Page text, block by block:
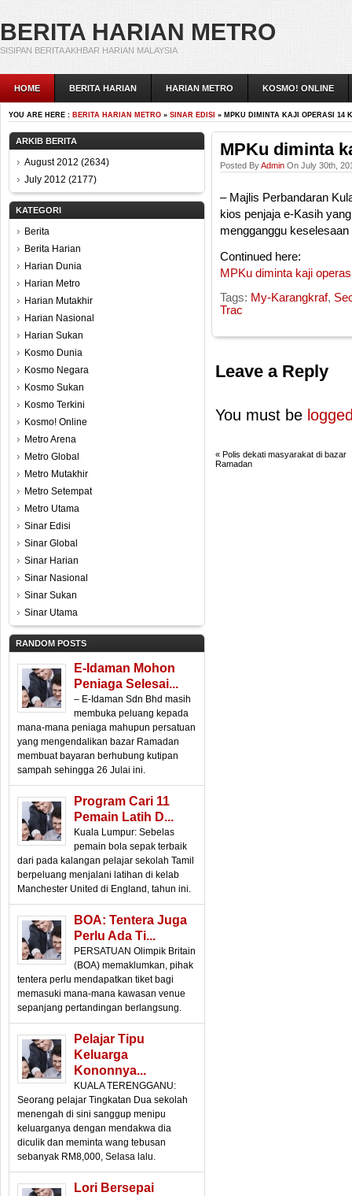
BERITA HARIAN METRO
SISIPAN BERITA AKHBAR HARIAN MALAYSIA
HOME BERITA HARIAN HARIAN METRO KOSMO! ONLINE
YOU ARE HERE : BERITA HARIAN METRO » SINAR EDISI » MPKU DIMINTA KAJI OPERASI 14
ARKIB BERITA
August 2012 (2634)
July 2012 (2177)
KATEGORI
Berita
Berita Harian
Harian Dunia
Harian Metro
Harian Mutakhir
Harian Nasional
Harian Sukan
Kosmo Dunia
Kosmo Negara
Kosmo Sukan
Kosmo Terkini
Kosmo! Online
Metro Arena
Metro Global
Metro Mutakhir
Metro Setempat
Metro Utama
Sinar Edisi
Sinar Global
Sinar Harian
Sinar Nasional
Sinar Sukan
Sinar Utama
RANDOM POSTS
E-Idaman Mohon
Peniaga Selesai...
– E-Idaman Sdn Bhd masih
membuka peluang kepada
mana-mana peniaga mahupun persatuan
yang mengendalikan bazar Ramadan
membuat bayaran berhubung kutipan
sampah sehingga 26 Julai ini.
Program Cari 11
Pemain Latih D...
Kuala Lumpur: Sebelas
pemain bola sepak terbaik
dari pada kalangan pelajar sekolah Tamil
berpeluang menjalani latihan di kelab
Manchester United di England, tahun ini.
BOA: Tentera Juga
Perlu Ada Ti...
PERSATUAN Olimpik Britain
(BOA) memaklumkan, pihak
tentera perlu mendapatkan tiket bagi
memasuki mana-mana kawasan venue
sepanjang pertandingan berlangsung.
Pelajar Tipu
Keluarga
Kononnya...
KUALA TERENGGANU:
Seorang pelajar Tingkatan Dua sekolah
menengah di sini sanggup menipu
keluarganya dengan mendakwa dia
diculik dan meminta wang tebusan
sebanyak RM8,000, Selasa lalu.
Lori Bersepai
MPKu diminta
Posted ByAdmin On July 30th,
– Majlis Perbandaran
kios penjaja e-Kasih
mengganggu
Continued here:
MPKu diminta kaji
Tags: My-Karangkraf,
Trac
Leave a Reply
You must be
« Polis dekati masyarakat di bazar
Ramadan